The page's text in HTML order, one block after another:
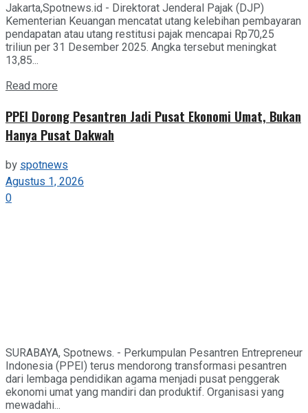
Jakarta,Spotnews.id - Direktorat Jenderal Pajak (DJP)
Kementerian Keuangan mencatat utang kelebihan pembayaran
pendapatan atau utang restitusi pajak mencapai Rp70,25
triliun per 31 Desember 2025. Angka tersebut meningkat
13,85...
Read more
PPEI Dorong Pesantren Jadi Pusat Ekonomi Umat, Bukan
Hanya Pusat Dakwah
byspotnews
Agustus 1, 2026
0
SURABAYA, Spotnews. - Perkumpulan Pesantren Entrepreneur
Indonesia (PPEI) terus mendorong transformasi pesantren
dari lembaga pendidikan agama menjadi pusat penggerak
ekonomi umat yang mandiri dan produktif. Organisasi yang
mewadahi...